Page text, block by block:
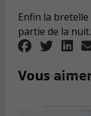
Enfin la
partie de la nuit.
Vous